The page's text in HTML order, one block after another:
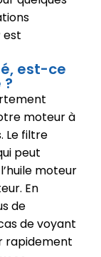
est
est-ce
moteur à
Le filtre
peut
moteur
En
de
de voyant
rapidement